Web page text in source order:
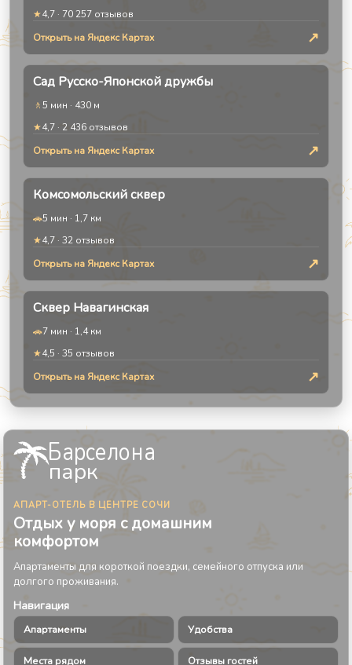
★4,7 · 70 257 отзывов
Открыть на Яндекс Картах
↗
Сад Русско-Японской дружбы
🚶5 мин · 430 м
★4,7 · 2 436 отзывов
Открыть на Яндекс Картах
↗
Комсомольский сквер
🚗5 мин · 1,7 км
★4,7 · 32 отзывов
Открыть на Яндекс Картах
↗
Сквер Навагинская
🚗7 мин · 1,4 км
★4,5 · 35 отзывов
Открыть на Яндекс Картах
↗
Барселона
парк
АПАРТ-ОТЕЛЬ В ЦЕНТРЕ СОЧИ
Отдых у моря с домашним
комфортом
Апартаменты для короткой поездки, семейного отпуска или
долгого проживания.
Навигация
Апартаменты Удобства
Места рядом Отзывы гостей